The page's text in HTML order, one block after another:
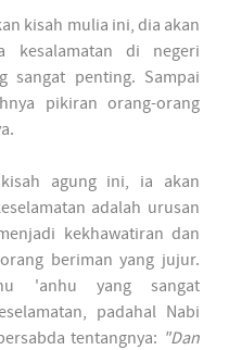
kisah mulia ini, dia akan
kesalamatan di negeri
sangat penting. Sampai
pikiran orang-orang
kisah agung ini, ia akan
adalah urusan
kekhawatiran dan
beriman yang jujur.
'anhu yang sangat
padahal Nabi
tentangnya: "Dan